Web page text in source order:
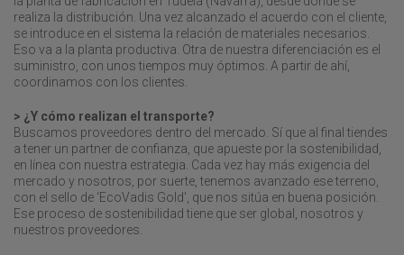
realiza la distribución. Una vez alcanzado el acuerdo con el cliente,
se introduce en el sistema la relación de materiales necesarios.
Eso va a la planta productiva. Otra de nuestra diferenciación es el
suministro, con unos tiempos muy óptimos. A partir de ahí,
coordinamos con los clientes.
> ¿Y cómo realizan el transporte?
Buscamos proveedores dentro del mercado. Sí que al final tiendes
a tener un partner de confianza, que apueste por la sostenibilidad,
en línea con nuestra estrategia. Cada vez hay más exigencia del
mercado y nosotros, por suerte, tenemos avanzado ese terreno,
con el sello de ‘EcoVadis Gold’, que nos sitúa en buena posición.
Ese proceso de sostenibilidad tiene que ser global, nosotros y
nuestros proveedores.